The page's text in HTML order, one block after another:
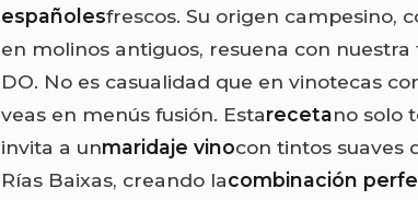
españolesfrescos. Su origen campesino,
en molinos antiguos, resuena con
DO. No es casualidad que en vinotecas
veas en menús fusión. Estarecetano solo
invita a unmaridaje vinocon tintos suaves
Rías Baixas, creando lacombinación